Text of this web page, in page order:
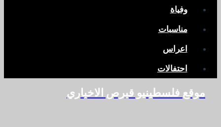
وفياة
مناسبات
اعراس
احتفالات
موقع فلسطينيو قبرص الاخباري